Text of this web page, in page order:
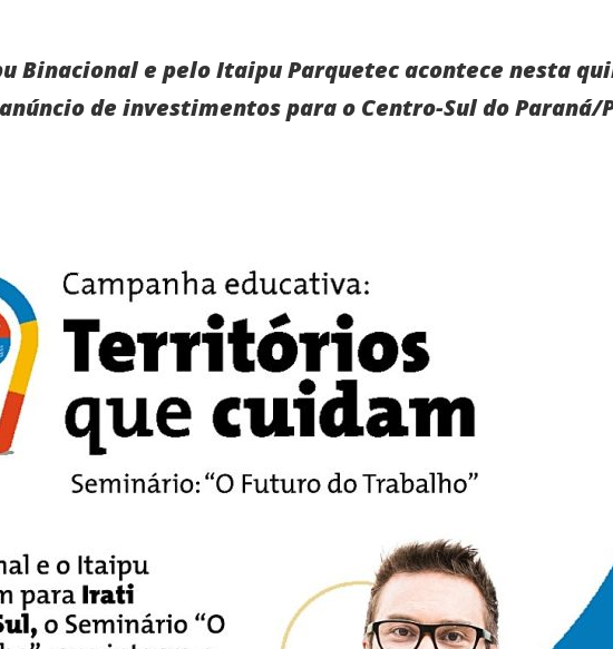
Binacional e pelo Itaipu Parquetec acontece nesta
de investimentos para o Centro-Sul do Paraná/